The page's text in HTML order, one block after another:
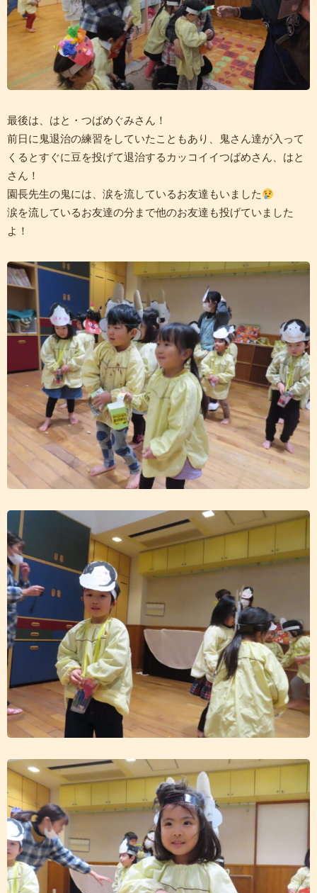
最後は、はと・つばめぐみさん！
前日に鬼退治の練習をしていたこともあり、鬼さん達が入って
くるとすぐに豆を投げて退治するカッコイイつばめさん、はと
さん！
園長先生の鬼には、涙を流しているお友達もいました
涙を流しているお友達の分まで他のお友達も投げていました
よ！